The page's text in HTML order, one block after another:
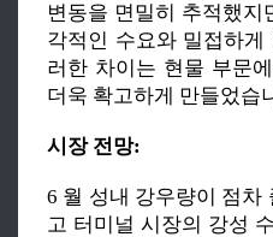
변동을 면밀히 추적했
각적인 수요와 밀접하
러한 차이는 현물 부문
더욱 확고하게 만들었습
시장 전망:
6 월 성내 강우량이 점차
고 터미널 시장의 강성